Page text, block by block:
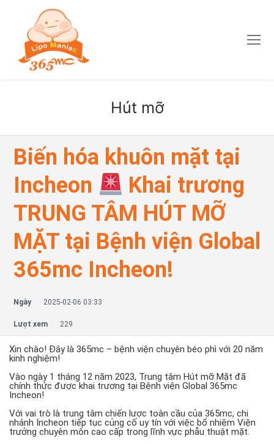
Hút mỡ
Biến hóa khuôn mặt tại
Incheon
Khai trương
TRUNG TÂM HÚT MỠ
MẶT tại Bệnh viện Global
365mc Incheon!
Ngày 2025-02-06 03:33
Lượt xem 229
Xin chào! Đây là 365mc – bệnh viện chuyên béo phì với 20 năm
kinh nghiệm!
Vào ngày 1 tháng 12 năm 2023, Trung tâm Hút mỡ Mặt đã
chính thức được khai trương tại Bệnh viện Global 365mc
Incheon!
Với vai trò là trung tâm chiến lược toàn cầu của 365mc, chi
nhánh Incheon tiếp tục củng cố uy tín với việc bổ nhiệm Viện
trưởng chuyên môn cao cấp trong lĩnh vực phẫu thuật mặt.